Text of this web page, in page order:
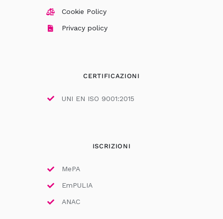
Cookie Policy
Privacy policy
CERTIFICAZIONI
UNI EN ISO 9001:2015
ISCRIZIONI
MePA
EmPULIA
ANAC